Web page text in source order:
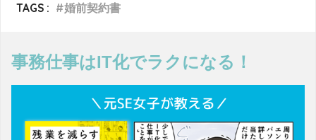
TAGS :
婚前契約書
事務仕事はIT化でラクになる！